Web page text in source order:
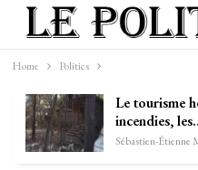
Home Politics
Le tourisme
incendies,